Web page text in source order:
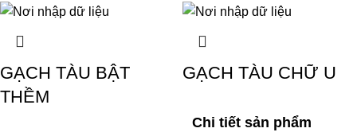
GẠCH TÀU BẬT
THỀM
GẠCH TÀU CHỮ U
Chi tiết sản phẩm